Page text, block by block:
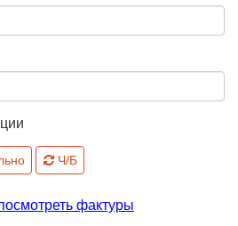
Ч/Б
фактуры